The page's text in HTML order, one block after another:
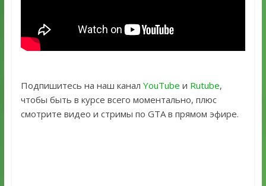
Подпишитесь на наш канал YouTube и Rutube,
чтобы быть в курсе всего моментально, плюс
смотрите видео и стримы по GTA в прямом эфире.